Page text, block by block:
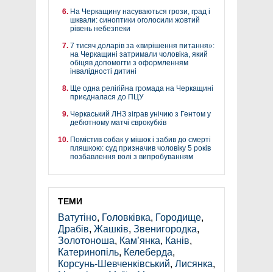
На Черкащину насуваються грози, град і
шквали: синоптики оголосили жовтий
рівень небезпеки
7 тисяч доларів за «вирішення питання»:
на Черкащині затримали чоловіка, який
обіцяв допомогти з оформленням
інвалідності дитині
Ще одна релігійна громада на Черкащині
приєдналася до ПЦУ
Черкаський ЛНЗ зіграв унічию з Гентом у
дебютному матчі єврокубків
Помістив собак у мішок і забив до смерті
пляшкою: суд призначив чоловіку 5 років
позбавлення волі з випробуванням
ТЕМИ
Ватутіно, Головківка, Городище,
Драбів, Жашків, Звенигородка,
Золотоноша, Кам’янка, Канів,
Катеринопіль, Келеберда,
Корсунь-Шевченківський, Лисянка,